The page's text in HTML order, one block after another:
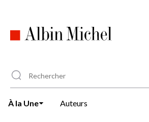
principal
À la Une Auteurs